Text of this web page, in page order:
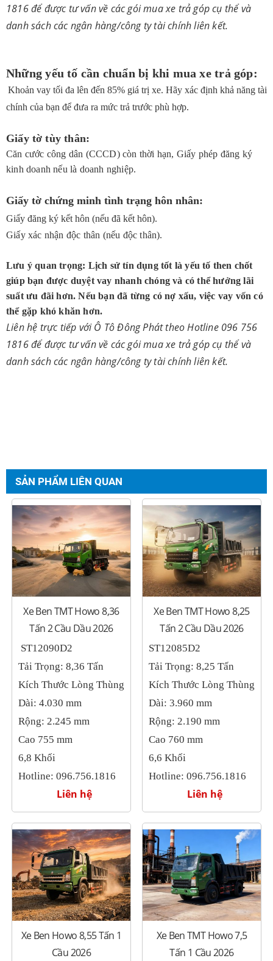
1816 để được tư vấn về các gói mua xe trả góp cụ thể và
danh sách các ngân hàng/công ty tài chính liên kết.
Những yếu tố cần chuẩn bị khi mua xe trả góp:
Khoản vay tối đa lên đến 85% giá trị xe. Hãy xác định khả năng tài
chính của bạn để đưa ra mức trả trước phù hợp.
Giấy tờ tùy thân:
Căn cước công dân (CCCD) còn thời hạn, Giấy phép đăng ký
kinh doanh nếu là doanh nghiệp.
Giấy tờ chứng minh tình trạng hôn nhân:
Giấy đăng ký kết hôn (nếu đã kết hôn).
Giấy xác nhận độc thân (nếu độc thân).
Lưu ý quan trọng: Lịch sử tín dụng tốt là yếu tố then chốt
giúp bạn được duyệt vay nhanh chóng và có thể hưởng lãi
suất ưu đãi hơn. Nếu bạn đã từng có nợ xấu, việc vay vốn có
thể gặp khó khăn hơn.
Liên hệ trực tiếp vớiÔ Tô Đông Pháttheo Hotline 096 756
1816 để được tư vấn về các gói mua xe trả góp cụ thể và
danh sách các ngân hàng/công ty tài chính liên kết.
SẢN PHẨM LIÊN QUAN
Xe Ben TMT Howo 8,36
Tấn 2 Cầu Dầu 2026
ST12090D2
Tải Trọng: 8,36 Tấn
Kích Thước Lòng Thùng
Dài: 4.030 mm
Rộng: 2.245 mm
Cao 755 mm
6,8 Khối
Hotline: 096.756.1816
Liên hệ
Xe Ben TMT Howo 8,25
Tấn 2 Cầu Dầu 2026
ST12085D2
Tải Trọng: 8,25 Tấn
Kích Thước Lòng Thùng
Dài: 3.960 mm
Rộng: 2.190 mm
Cao 760 mm
6,6 Khối
Hotline: 096.756.1816
Liên hệ
Xe Ben Howo 8,55 Tấn 1
Cầu 2026
Xe Ben TMT Howo 7,5
Tấn 1 Cầu 2026